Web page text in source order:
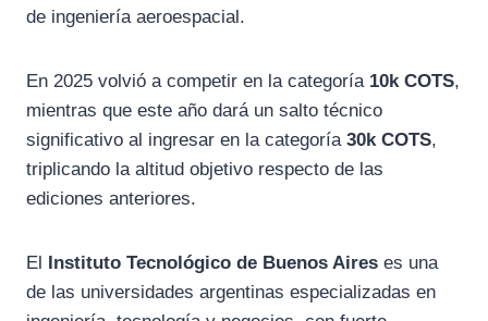
de ingeniería aeroespacial.
En 2025 volvió a competir en la categoría 10k COTS,
mientras que este año dará un salto técnico
significativo al ingresar en la categoría 30k COTS,
triplicando la altitud objetivo respecto de las
ediciones anteriores.
El Instituto Tecnológico de Buenos Aires es una
de las universidades argentinas especializadas en